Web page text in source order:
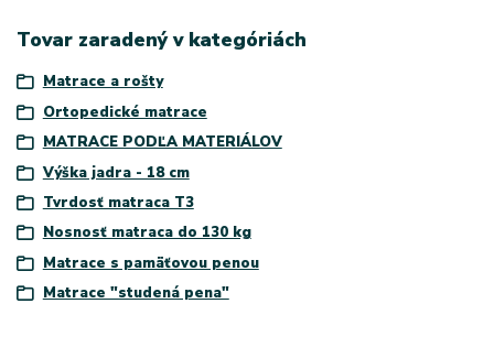
Tovar zaradený v kategóriách
Matrace a rošty
Ortopedické matrace
MATRACE PODĽA MATERIÁLOV
Výška jadra - 18 cm
Tvrdosť matraca T3
Nosnosť matraca do 130 kg
Matrace s pamäťovou penou
Matrace "studená pena"